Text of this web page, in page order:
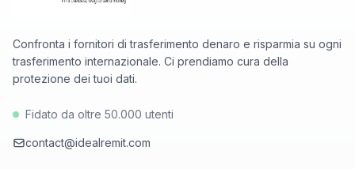
Confronta i fornitori di trasferimento denaro e risparmia su ogni
trasferimento internazionale. Ci prendiamo cura della
protezione dei tuoi dati.
Fidato da oltre 50.000 utenti
contact@idealremit.com